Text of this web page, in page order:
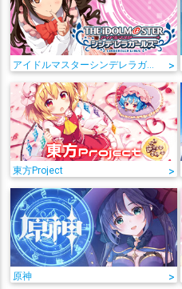
アイドルマスターシンデレラガールズ >
東方Project >
原神 >